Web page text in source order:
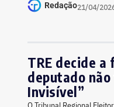
Redação21/04/
TRE decide a
deputado
Invisível”